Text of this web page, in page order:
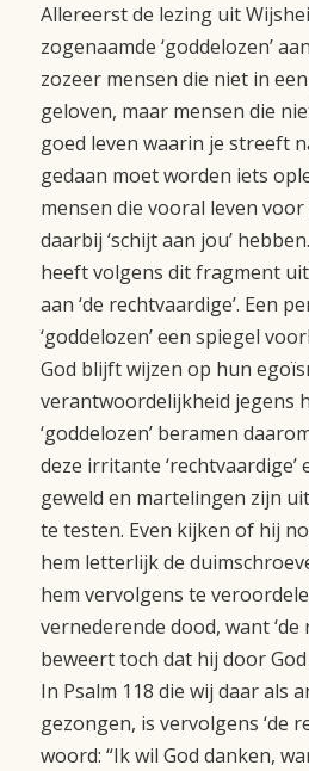
Allereerst de lezing uit
zogenaamde ‘goddelozen’
zozeer mensen die niet in
geloven, maar mensen die
goed leven waarin je streeft
gedaan moet worden iets
mensen die vooral leven
daarbij ‘schijt aan jou’
heeft volgens dit fragment
aan ‘de rechtvaardige’. Een
‘goddelozen’ een spiegel
God blijft wijzen op hun
verantwoordelijkheid jegens
‘goddelozen’ beramen
deze irritante
geweld en martelingen zijn
te testen. Even kijken of hij
hem letterlijk de
hem vervolgens te
vernederende dood, want ‘de
beweert toch dat hij door
In Psalm 118 die wij daar als
gezongen, is vervolgens ‘de
woord: “Ik wil God danken,